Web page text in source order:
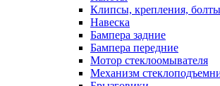
Клипсы, крепления, болты
Навеска
Бампера задние
Бампера передние
Мотор стеклоомывателя
Механизм